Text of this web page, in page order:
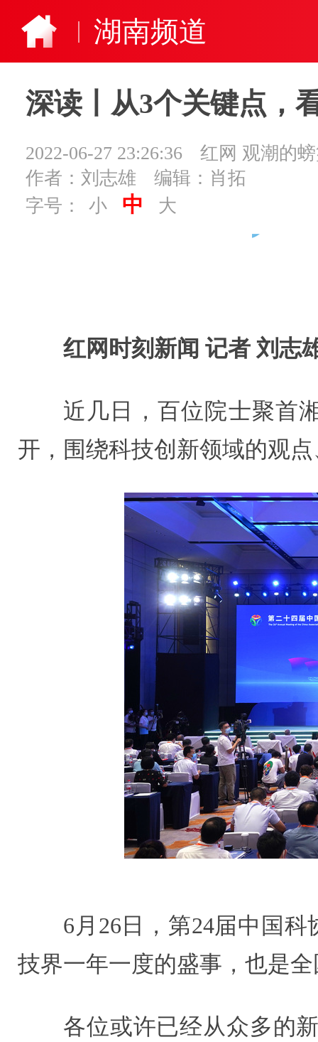
湖南频道
深读丨从3个关键点，
2022-06-27 23:26:36
红网 观潮的
作者：刘志雄
编辑：肖拓
字号：
小 中 大
红网时刻新闻 记者 刘志
近几日，百位院士聚首
开，围绕科技创新领域的观
6月26日，第24届中国
技界一年一度的盛事，也是
各位或许已经从众多的